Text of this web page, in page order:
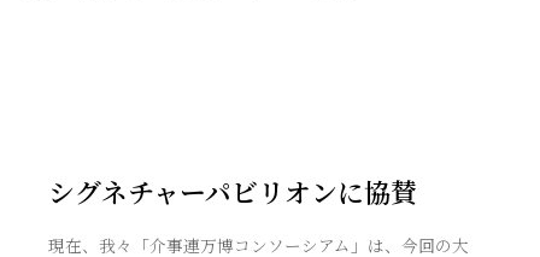
シグネチャーパビリオンに協賛
現在、我々「介事連万博コンソーシアム」は、今回の大